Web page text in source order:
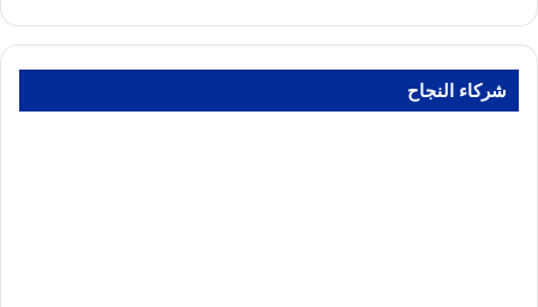
شركاء النجاح